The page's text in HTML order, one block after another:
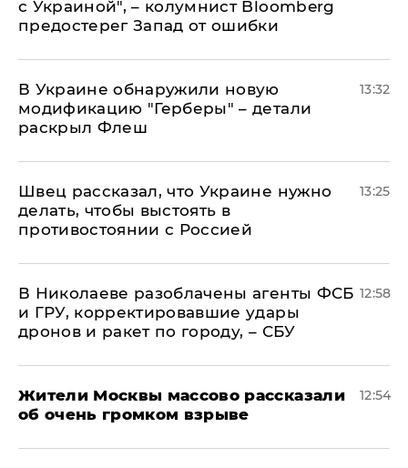
с Украиной", – колумнист Bloomberg
предостерег Запад от ошибки
В Украине обнаружили новую
модификацию "Герберы" – детали
раскрыл Флеш
13:32
Швец рассказал, что Украине нужно
делать, чтобы выстоять в
противостоянии с Россией
13:25
В Николаеве разоблачены агенты ФСБ
и ГРУ, корректировавшие удары
дронов и ракет по городу, – СБУ
12:58
Жители Москвы массово рассказали
об очень громком взрыве
12:54